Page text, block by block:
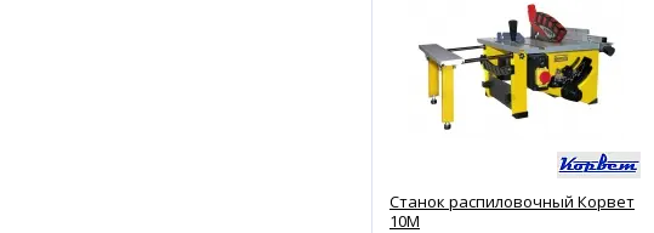
Станок распиловочный Корвет
10М